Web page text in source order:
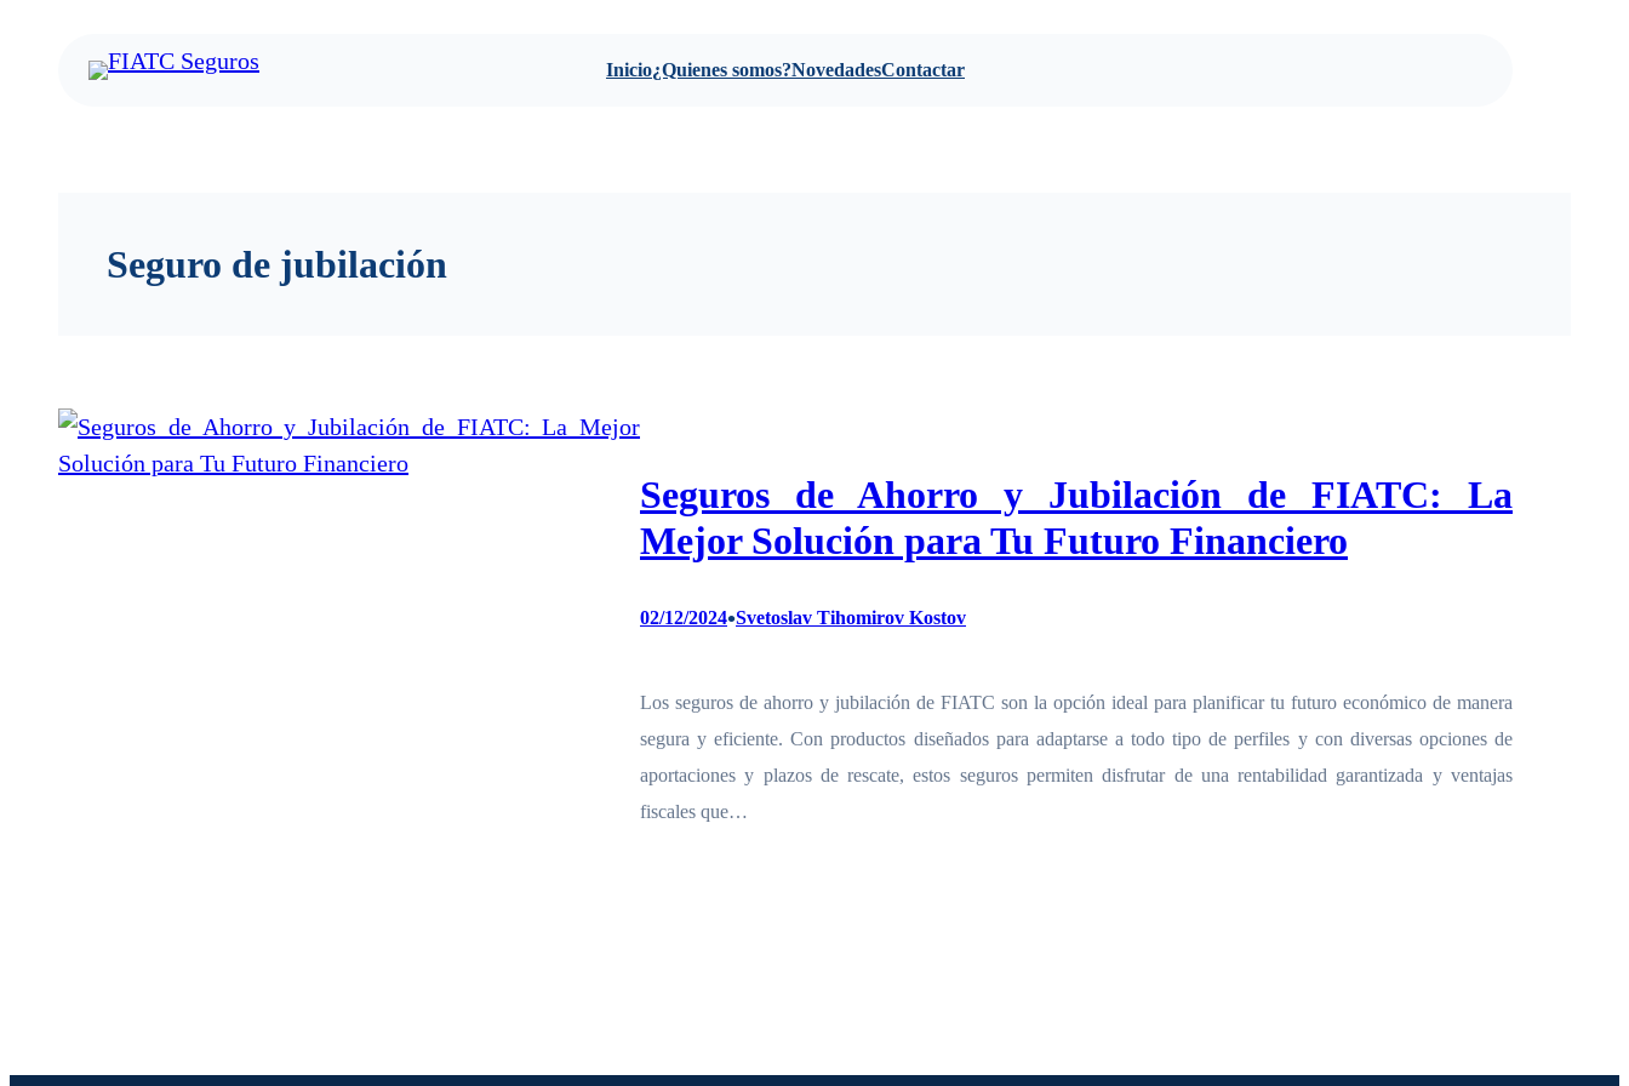
Inicio¿Quienes somos?NovedadesContactar
Seguro de jubilación
Seguros de Ahorro y Jubilación de FIATC: La
Mejor Solución para Tu Futuro Financiero
02/12/2024•Svetoslav Tihomirov Kostov
Los seguros de ahorro y jubilación de FIATC son la opción ideal para planificar tu futuro económico de manera
segura y eficiente. Con productos diseñados para adaptarse a todo tipo de perfiles y con diversas opciones de
aportaciones y plazos de rescate, estos seguros permiten disfrutar de una rentabilidad garantizada y ventajas
fiscales que…